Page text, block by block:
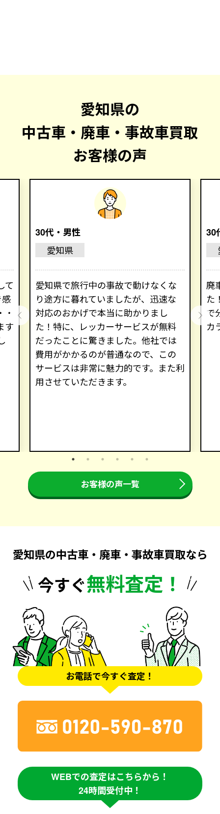
愛知県の
中古車・廃車・事故車買取
お客様の声
て
す
30代・男性
愛知県
愛知県で旅行中の事故で動けなくな
り途方に暮れていましたが、迅速な
対応のおかげで本当に助かりまし
た！特に、レッカーサービスが無料
だったことに驚きました。他社では
費用がかかるのが普通なので、この
サービスは非常に魅力的です。また利
用させていただきます。
30
廃
た
で
カ
お客様の声一覧
愛知県の中古車・廃車・事故車買取なら
今すぐ無料査定！
お電話で今すぐ査定！
WEBでの査定はこちらから！
24時間受付中！